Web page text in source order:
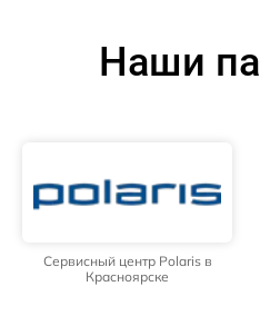
Наши
Сервисный центр Polaris в
Красноярске